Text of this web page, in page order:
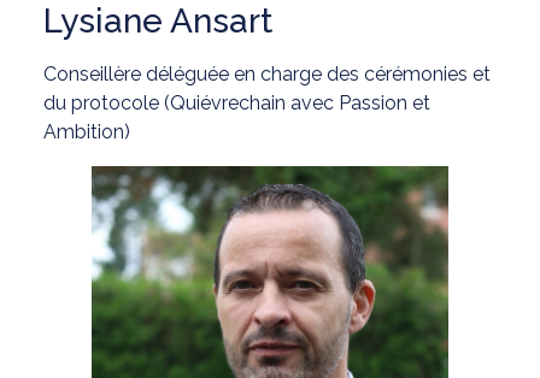
Lysiane Ansart
Conseillère déléguée en charge des cérémonies et
du protocole (Quiévrechain avec Passion et
Ambition)